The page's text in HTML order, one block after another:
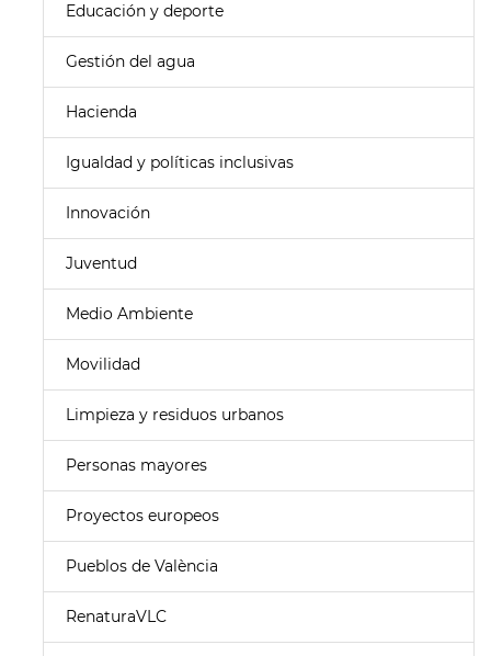
Educación y deporte
Gestión del agua
Hacienda
Igualdad y políticas inclusivas
Innovación
Juventud
Medio Ambiente
Movilidad
Limpieza y residuos urbanos
Personas mayores
Proyectos europeos
Pueblos de València
RenaturaVLC